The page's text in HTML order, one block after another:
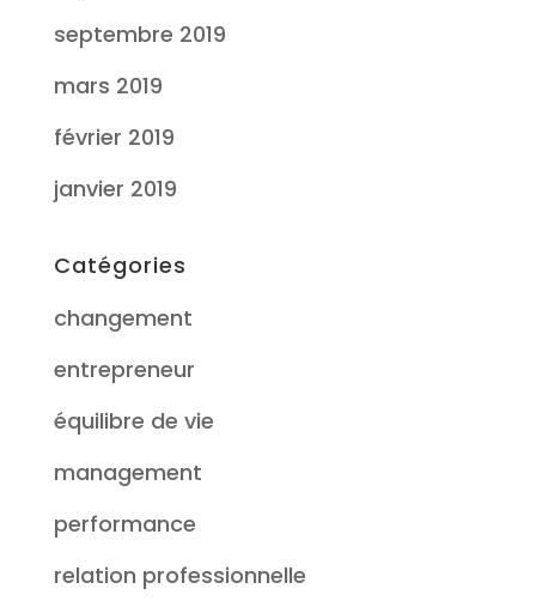
septembre 2019
mars 2019
février 2019
janvier 2019
Catégories
changement
entrepreneur
équilibre de vie
management
performance
relation professionnelle